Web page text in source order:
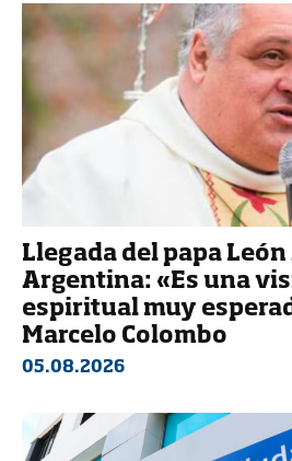
Llegada del papa León
Argentina: «Es una
espiritual muy
Marcelo Colombo
05.08.2026